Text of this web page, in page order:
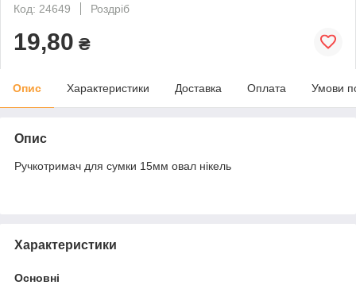
Код: 24649
Роздріб
19,80 ₴
Опис Характеристики Доставка Оплата Умови
Опис
Ручкотримач для сумки 15мм овал нікель
Характеристики
Основні